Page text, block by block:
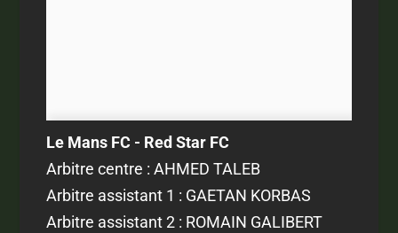
Le Mans FC - Red Star FC
Arbitre centre : AHMED TALEB
Arbitre assistant 1 : GAETAN KORBAS
Arbitre assistant 2 : ROMAIN GALIBERT